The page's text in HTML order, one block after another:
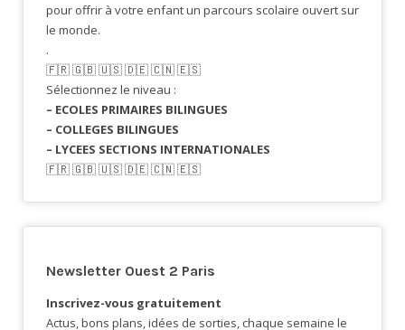
pour offrir à votre enfant un parcours scolaire ouvert sur
le monde.
.
🇫🇷​ 🇬🇧​ 🇺🇸​ 🇩🇪 🇨🇳 🇪🇸​
Sélectionnez le niveau :
– ECOLES PRIMAIRES BILINGUES
– COLLEGES BILINGUES
– LYCEES SECTIONS INTERNATIONALES
🇫🇷​ 🇬🇧​ 🇺🇸​ 🇩🇪 🇨🇳 🇪🇸​
Newsletter Ouest 2 Paris
Inscrivez-vous gratuitement
Actus, bons plans, idées de sorties, chaque semaine le